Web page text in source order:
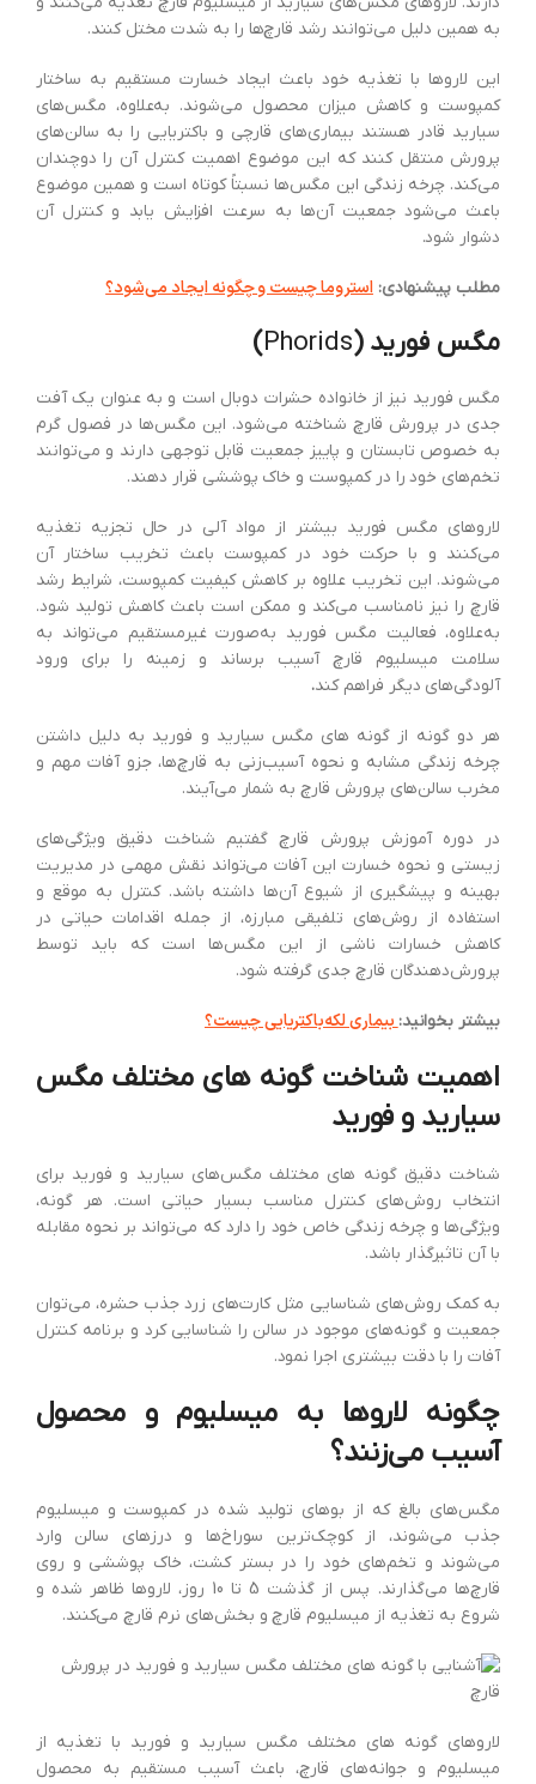
به همین دلیل می‌توانند رشد قارچ‌ها را به شدت مختل کنند.
این لاروها با تغذیه خود باعث ایجاد خسارت مستقیم به ساختار
کمپوست و کاهش میزان محصول می‌شوند. به‌علاوه، مگس‌های
سیارید قادر هستند بیماری‌های قارچی و باکتریایی را به سالن‌های
پرورش منتقل کنند که این موضوع اهمیت کنترل آن را دوچندان
می‌کند. چرخه زندگی این مگس‌ها نسبتاً کوتاه است و همین موضوع
باعث می‌شود جمعیت آن‌ها به سرعت افزایش یابد و کنترل آن
دشوار شود.
مطلب پیشنهادی:استروما چیست و چگونه ایجاد می‌شود؟
مگس فورید(
Phorids
)
مگس فورید نیز از خانواده حشرات دوبال است و به عنوان یک آفت
جدی در پرورش قارچ شناخته می‌شود. این مگس‌ها در فصول گرم
به خصوص تابستان و پاییز جمعیت قابل توجهی دارند و می‌توانند
تخم‌های خود را در کمپوست و خاک پوششی قرار دهند.
لاروهای مگس فورید بیشتر از مواد آلی در حال تجزیه تغذیه
می‌کنند و با حرکت خود در کمپوست باعث تخریب ساختار آن
می‌شوند. این تخریب علاوه بر کاهش کیفیت کمپوست، شرایط رشد
قارچ را نیز نامناسب می‌کند و ممکن است باعث کاهش تولید شود.
به‌علاوه، فعالیت مگس فورید به‌صورت غیرمستقیم می‌تواند به
سلامت میسلیوم قارچ آسیب برساند و زمینه را برای ورود
آلودگی‌های دیگر فراهم کند.
هر دو گونه از گونه های مگس سیارید و فورید به دلیل داشتن
چرخه زندگی مشابه و نحوه آسیب‌زنی به قارچ‌ها، جزو آفات مهم و
مخرب سالن‌های پرورش قارچ به شمار می‌آیند.
در دوره آموزش پرورش قارچ گفتیم شناخت دقیق ویژگی‌های
زیستی و نحوه خسارت این آفات می‌تواند نقش مهمی در مدیریت
بهینه و پیشگیری از شیوع آن‌ها داشته باشد. کنترل به موقع و
استفاده از روش‌های تلفیقی مبارزه، از جمله اقدامات حیاتی در
کاهش خسارات ناشی از این مگس‌ها است که باید توسط
پرورش‌دهندگان قارچ جدی گرفته شود.
بیشتر بخوانید:بیماری لکه‌باکتریایی چیست؟
اهمیت شناخت گونه های مختلف مگس
سیارید و فورید
شناخت دقیق گونه های مختلف مگس‌های سیارید و فورید برای
انتخاب روش‌های کنترل مناسب بسیار حیاتی است. هر گونه،
ویژگی‌ها و چرخه زندگی خاص خود را دارد که می‌تواند بر نحوه مقابله
با آن تاثیرگذار باشد.
به کمک روش‌های شناسایی مثل کارت‌های زرد جذب حشره، می‌توان
جمعیت و گونه‌های موجود در سالن را شناسایی کرد و برنامه کنترل
آفات را با دقت بیشتری اجرا نمود.
چگونه لاروها به میسلیوم و محصول
آسیب می‌زنند؟
مگس‌های بالغ که از بوهای تولید شده در کمپوست و میسلیوم
جذب می‌شوند، از کوچک‌ترین سوراخ‌ها و درزهای سالن وارد
می‌شوند و تخم‌های خود را در بستر کشت، خاک پوششی و روی
قارچ‌ها می‌گذارند. پس از گذشت 5 تا 10 روز، لاروها ظاهر شده و
شروع به تغذیه از میسلیوم قارچ و بخش‌های نرم قارچ می‌کنند.
لاروهای گونه های مختلف مگس سیارید و فورید با تغذیه از
میسلیوم و جوانه‌های قارچ، باعث آسیب مستقیم به محصول